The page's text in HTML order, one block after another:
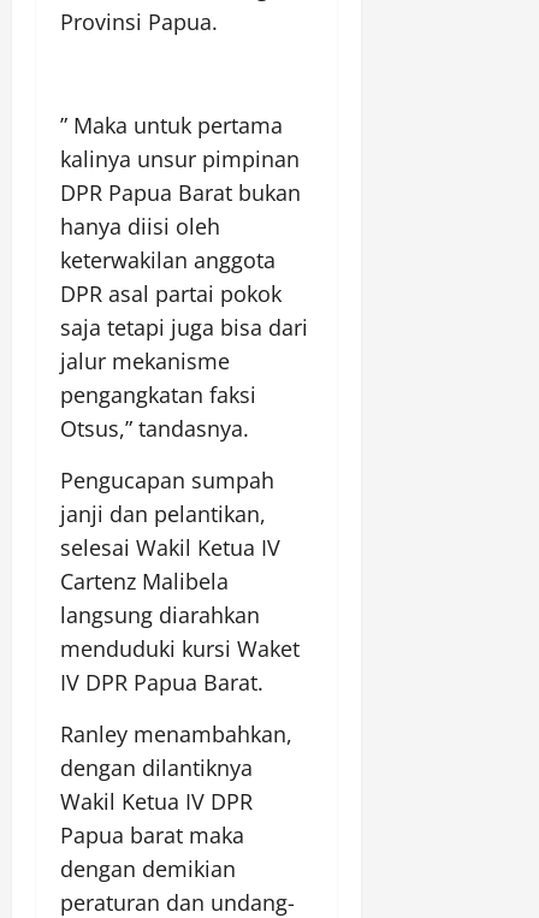
Provinsi Papua.
” Maka untuk pertama
kalinya unsur pimpinan
DPR Papua Barat bukan
hanya diisi oleh
keterwakilan anggota
DPR asal partai pokok
saja tetapi juga bisa dari
jalur mekanisme
pengangkatan faksi
Otsus,” tandasnya.
Pengucapan sumpah
janji dan pelantikan,
selesai Wakil Ketua IV
Cartenz Malibela
langsung diarahkan
menduduki kursi Waket
IV DPR Papua Barat.
Ranley menambahkan,
dengan dilantiknya
Wakil Ketua IV DPR
Papua barat maka
dengan demikian
peraturan dan undang-